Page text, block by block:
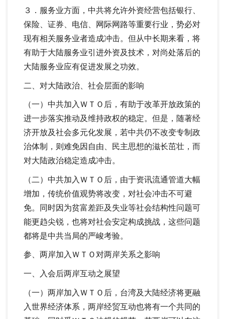
３．服务业方面，中共将允许外资经营包括银行、
保险、证券、电信、网际网路等重要行业，势必对
现有相关服务业者造成冲击。但从中长期来看，将
有助于大陆服务业引进外资及技术，对尚处落后的
大陆服务业应有促进发展之功效。
二、对大陆政治、社会层面的影响
（一）中共加入ＷＴＯ后，有助于改革开放政策的
进一步落实推动及维持政权的稳定。但是，随著经
济开放及社会多元化发展，若中共仍不改变专制政
治体制，则难免因自由、民主思想的滋长茁壮，而
对大陆政治稳定造成冲击。
（二）中共加入ＷＴＯ后，由于资讯流通管道大幅
增加，传统价值观势将改变，对社会冲击不可避
免。同时因为贫富差距及失业等社会结构性问题可
能更趋尖锐，也将对社会安定构成挑战，这些问题
都将是中共当局的严峻考验。
参、两岸加入ＷＴＯ对两岸关系之影响
一、入会后两岸互动之展望
（一）两岸加入ＷＴＯ后，台湾及大陆经济将更融
入世界经济体系，两岸经贸互动也将有一个共同的